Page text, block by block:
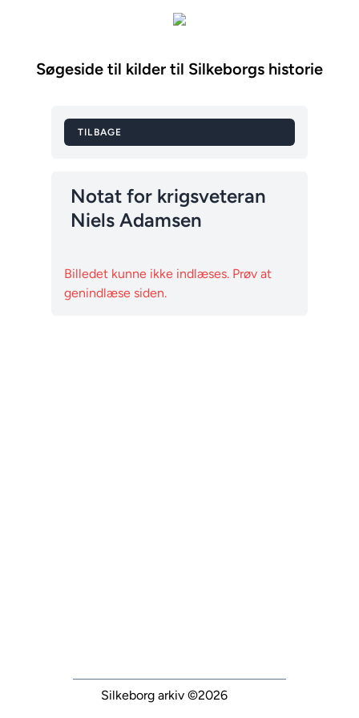
Søgeside til kilder til Silkeborgs historie
TILBAGE
Notat for krigsveteran
Niels Adamsen
Billedet kunne ikke indlæses. Prøv at
genindlæse siden.
Silkeborg arkiv©2026